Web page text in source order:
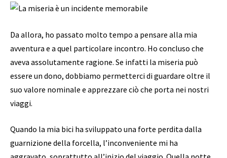
Da allora, ho passato molto tempo a pensare alla mia
avventura e a quel particolare incontro. Ho concluso che
aveva assolutamente ragione. Se infatti la miseria può
essere un dono, dobbiamo permetterci di guardare oltre il
suo valore nominale e apprezzare ciò che porta nei nostri
viaggi.
Quando la mia bici ha sviluppato una forte perdita dalla
guarnizione della forcella, l’inconveniente mi ha